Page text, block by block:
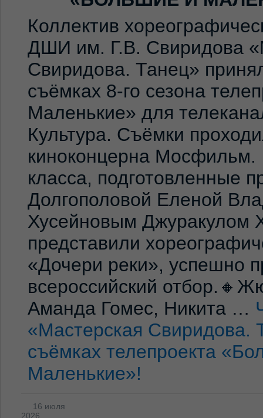
Коллектив
ДШИ им. Г.В. Свиридова
Свиридова. Танец»
съёмках 8-го сезона
Маленькие» для
Культура. Съёмки
киноконцерна Мосфильм.
класса, подготовленные
Долгополовой Еленой
Хусейновым Джуракулом
представили
«Дочери реки», успешно
всероссийский
Аманда Гомес, Никита …
«Мастерская Свиридова.
съёмках телепроекта
Маленькие»!
16 июля
2026